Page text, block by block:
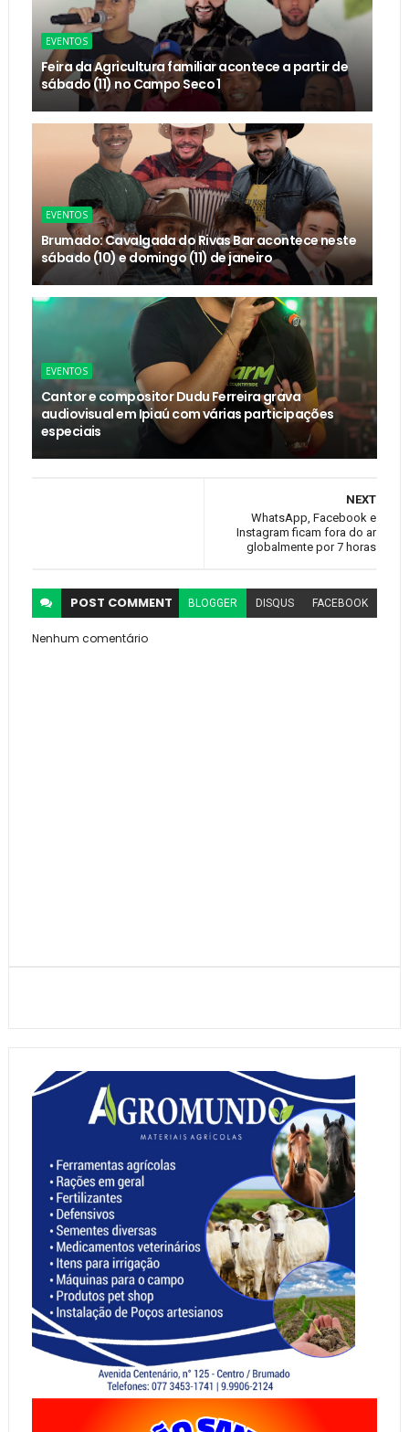
EVENTOS
Feira da Agricultura familiar acontece a partir de
sábado (11) no Campo Seco 1
EVENTOS
Brumado: Cavalgada do Rivas Bar acontece neste
sábado (10) e domingo (11) de janeiro
EVENTOS
Cantor e compositor Dudu Ferreira grava
audiovisual em Ipiaú com várias participações
especiais
NEXT
WhatsApp, Facebook e
Instagram ficam fora do ar
globalmente por 7 horas
POST COMMENT BLOGGER DISQUS FACEBOOK
Nenhum comentário